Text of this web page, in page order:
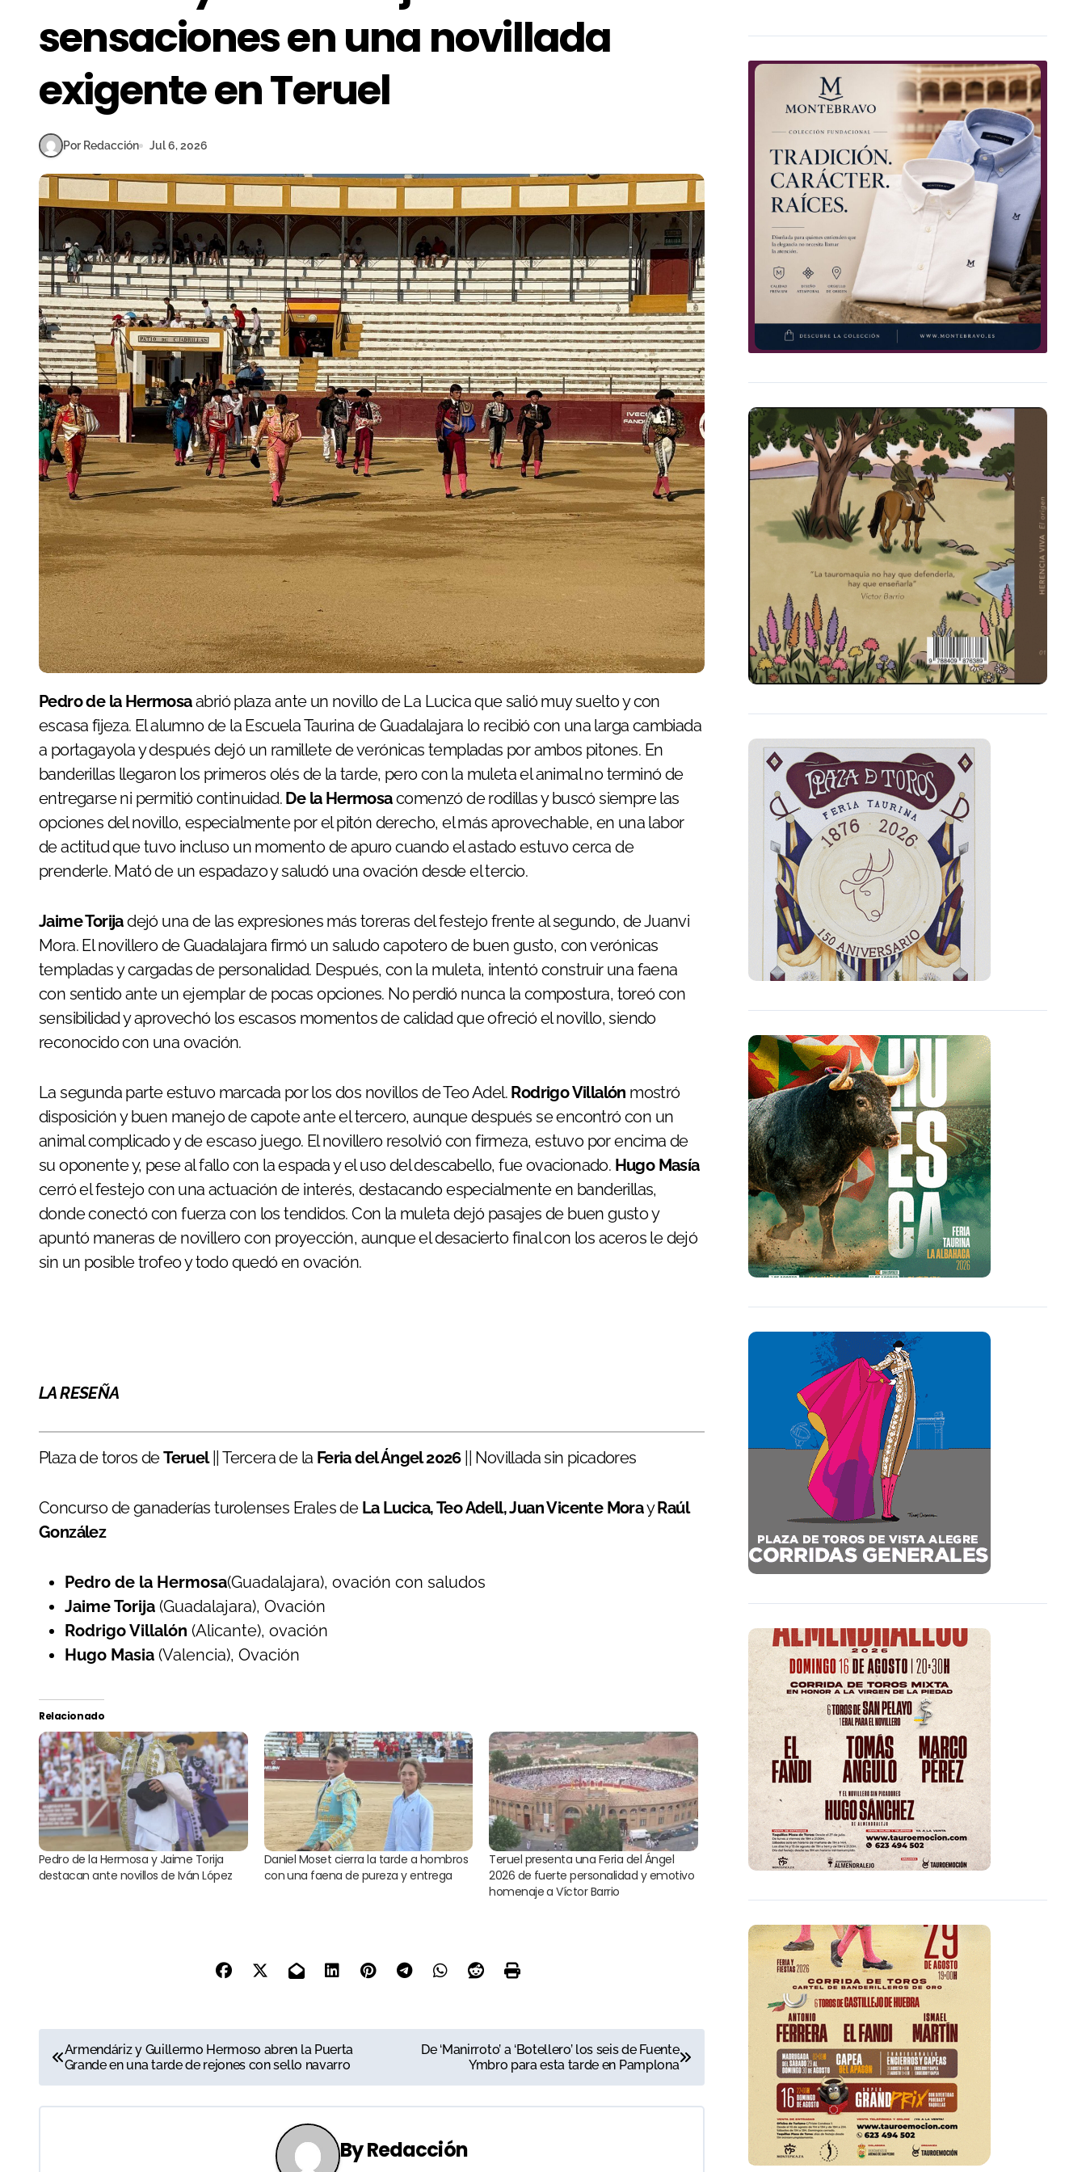
sensaciones en una novillada
exigente en Teruel
Por Redacción Jul 6, 2026
Pedro de la Hermosaabrió plaza ante un novillo de La Lucica que salió muy suelto y con
escasa fijeza. El alumno de la Escuela Taurina de Guadalajara lo recibió con una larga cambiada
a portagayola y después dejó un ramillete de verónicas templadas por ambos pitones. En
banderillas llegaron los primeros olés de la tarde, pero con la muleta el animal no terminó de
entregarse ni permitió continuidad. De la Hermosacomenzó de rodillas y buscó siempre las
opciones del novillo, especialmente por el pitón derecho, el más aprovechable, en una labor
de actitud que tuvo incluso un momento de apuro cuando el astado estuvo cerca de
prenderle. Mató de un espadazo y saludó una ovación desde el tercio.
Jaime Torijadejó una de las expresiones más toreras del festejo frente al segundo, de Juanvi
Mora. El novillero de Guadalajara firmó un saludo capotero de buen gusto, con verónicas
templadas y cargadas de personalidad. Después, con la muleta, intentó construir una faena
con sentido ante un ejemplar de pocas opciones. No perdió nunca la compostura, toreó con
sensibilidad y aprovechó los escasos momentos de calidad que ofreció el novillo, siendo
reconocido con una ovación.
La segunda parte estuvo marcada por los dos novillos de Teo Adel. Rodrigo Villalón mostró
disposición y buen manejo de capote ante el tercero, aunque después se encontró con un
animal complicado y de escaso juego. El novillero resolvió con firmeza, estuvo por encima de
su oponente y, pese al fallo con la espada y el uso del descabello, fue ovacionado. Hugo Masía
cerró el festejo con una actuación de interés, destacando especialmente en banderillas,
donde conectó con fuerza con los tendidos. Con la muleta dejó pasajes de buen gusto y
apuntó maneras de novillero con proyección, aunque el desacierto final con los aceros le dejó
sin un posible trofeo y todo quedó en ovación.
LA RESEÑA
Plaza de toros deTeruel || Tercera de la Feria del Ángel 2026 || Novillada sin picadores
Concurso de ganaderías turolenses Erales de La Lucica, Teo Adell, Juan Vicente MorayRaúl
González
Pedro de la Hermosa(Guadalajara), ovación con saludos
Jaime Torija (Guadalajara), Ovación
Rodrigo Villalón (Alicante), ovación
Hugo Masia (Valencia), Ovación
Relacionado
Pedro de la Hermosa y Jaime Torija
destacan ante novillos de Iván López
Daniel Moset cierra la tarde a hombros
con una faena de pureza y entrega
Teruel presenta una Feria del Ángel
2026 de fuerte personalidad y emotivo
homenaje a Víctor Barrio
N
a
v
Armendáriz y Guillermo Hermoso abren la Puerta
Grande en una tarde de rejones con sello navarro
De ‘Manirroto’ a ‘Botellero’ los seis de Fuente
Ymbro para esta tarde en Pamplona
ByRedacción